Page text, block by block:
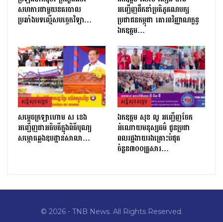
សហការជាមួយនគរបាល
ប្រឆាំងបទល្មើសបច្ចេកវិទ្យា…
អញ្ជើញដឹកនាំប្រតិភូគណបក្ស
ប្រជាជនកម្ពុជា គោរពវិញ្ញាណក្ខន្ធ
ឯកឧត្តម…
សន្តិសុខសង្គម
សម្ដេចក្រឡាហោម ស ខេង
អញ្ជើញជាអធិបតីក្នុងពិធីបុណ្យ
សម្ពោធឆ្លងឧបដ្ឋានសាលា…
សន្តិសុខសង្គម
ឯកឧត្តម សុខ លូ អញ្ជើញចែក
អំណោយមនុស្សធម៌ ជូនប្រជា
ពលរដ្ឋងាយរងគ្រោះបំផុត
ចំនួន៣០០គ្រួសារ…
© 2026 - TNB News. All Rights Reserved.